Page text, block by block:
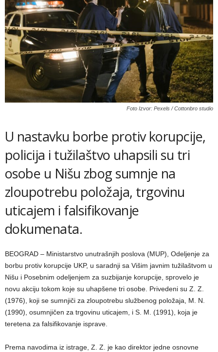
Foto Izvor: Pexels / Cottonbro studio
U nastavku borbe protiv korupcije,
policija i tužilaštvo uhapsili su tri
osobe u Nišu zbog sumnje na
zloupotrebu položaja, trgovinu
uticajem i falsifikovanje
dokumenata.
BEOGRAD – Ministarstvo unutrašnjih poslova (MUP), Odeljenje za
borbu protiv korupcije UKP, u saradnji sa Višim javnim tužilaštvom u
Nišu i Posebnim odeljenjem za suzbijanje korupcije, sprovelo je
novu akciju tokom koje su uhapšene tri osobe. Privedeni su Z. Z.
(1976), koji se sumnjiči za zloupotrebu službenog položaja, M. N.
(1990), osumnjičen za trgovinu uticajem, i S. M. (1991), koja je
teretena za falsifikovanje isprave.
Prema navodima iz istrage, Z. Z. je kao direktor jedne osnovne